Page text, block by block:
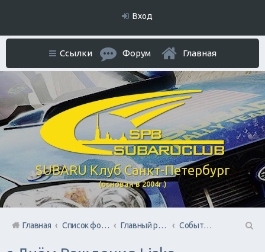
Вход
SUBARU Клуб Санкт-Петербург
(основан в 2004г.)
Ссылки Форум Главная
Главная Список форумов Главный раздел
События по календарю